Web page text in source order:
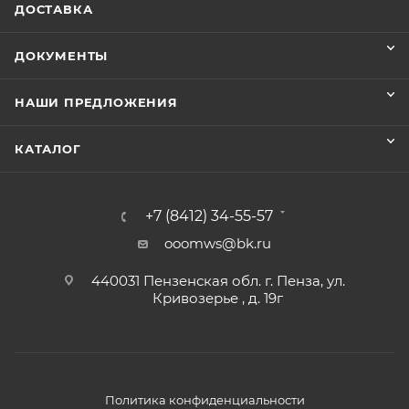
ДОСТАВКА
ДОКУМЕНТЫ
НАШИ ПРЕДЛОЖЕНИЯ
КАТАЛОГ
+7 (8412) 34-55-57
ooomws@bk.ru
440031 Пензенская обл. г. Пенза, ул.
Кривозерье , д. 19г
Политика конфиденциальности